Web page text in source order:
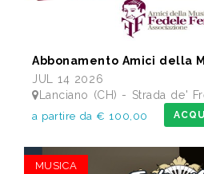
JUL 14 2026
Lanciano (CH) - Strada de' Frentani, 6 -
a partire da € 100,00
MUSICA